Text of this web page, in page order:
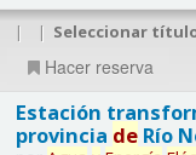
| | Seleccionar
Hacer reserva
Estación
provincia deRío